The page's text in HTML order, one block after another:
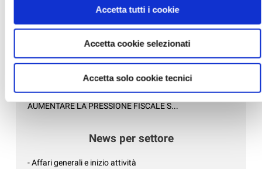
Accetta tutti i cookie
Accetta cookie selezionati
Accetta solo cookie tecnici
- NON TOGLIETE ENERGIA ALLO SVILUPPO DELLE
TRUFFE AGLI ANZIANI: LE SENTIN...
- LE PROPOSTE DELLE ASSOCIAZIONI ARTIGIANE
PRESENTATE AL COMUNE DI RAVEN...
- CERVIA: LA TASSA DI SOGGIORNO PER NON
AUMENTARE LA PRESSIONE FISCALE S...
News per settore
- Affari generali e inizio attività